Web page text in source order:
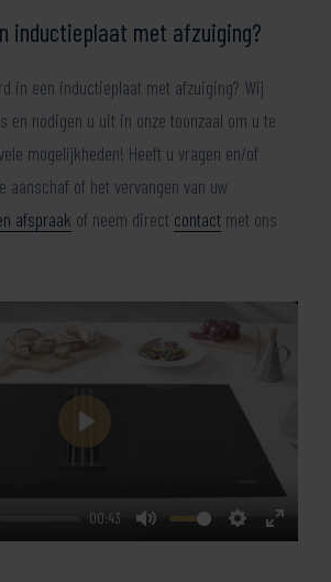
inductieplaat met afzuiging?
in een inductieplaat met afzuiging? Wij
en nodigen u uit in onze toonzaal om u te
mogelijkheden! Heeft u vragen en/of
aanschaf of het vervangen van uw
afspraak of neem direct contact met ons
00:43
Mute Settings
Enter
Play